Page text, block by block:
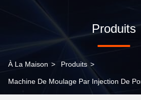
Produits
À La Maison > Produits >
Machine De Moulage Par Injection De